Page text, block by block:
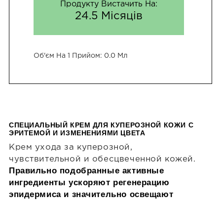
Продукту Вистачить На:
24.5 Місяців
Об'єм На 1 Прийом: 0.0 Мл
СПЕЦИАЛЬНЫЙ КРЕМ ДЛЯ КУПЕРОЗНОЙ КОЖИ С
ЭРИТЕМОЙ И ИЗМЕНЕНИЯМИ ЦВЕТА
Крем ухода за куперозной,
чувствительной и обесцвеченной кожей.
Правильно подобранные активные
ингредиенты ускоряют регенерацию
эпидермиса и значительно освещают